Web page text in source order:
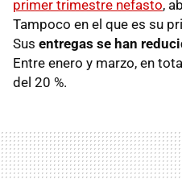
primer trimestre nefasto,
Tampoco en el que es su
Sus entregas se han
Entre enero y marzo, en
del 20 %.